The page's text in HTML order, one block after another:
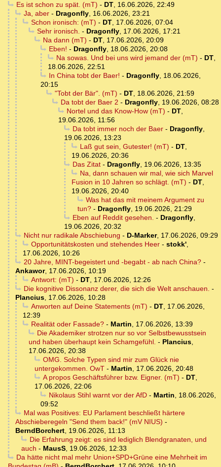
Es ist schon zu spät. (mT) - DT, 16.06.2026, 22:49
Ja, aber- Dragonfly, 16.06.2026, 23:21
Schon ironisch: (mT) - DT, 17.06.2026, 07:04
Sehr ironisch. - Dragonfly, 17.06.2026, 17:21
Na dann (mT) - DT, 17.06.2026, 20:09
Eben! - Dragonfly, 18.06.2026, 20:08
Na sowas. Und bei uns wird jemand der (mT) - DT,
18.06.2026, 22:51
In China tobt der Baer! - Dragonfly, 18.06.2026,
20:15
"Tobt der Bär". (mT) - DT, 18.06.2026, 21:59
Da tobt der Baer 2 - Dragonfly, 19.06.2026, 08:28
Nortel und das Know-How (mT) - DT,
19.06.2026, 11:56
Da tobt immer noch der Baer- Dragonfly,
19.06.2026, 13:23
Laß gut sein, Gutester! (mT) - DT,
19.06.2026, 20:36
Das Zitat- Dragonfly, 19.06.2026, 13:35
Na, dann schauen wir mal, wie sich Marvel
Fusion in 10 Jahren so schlägt. (mT) - DT,
19.06.2026, 20:40
Was hat das mit meinem Argument zu
tun? - Dragonfly, 19.06.2026, 21:29
Eben auf Reddit gesehen. - Dragonfly,
19.06.2026, 20:32
Nicht nur radikale Abschiebung - D-Marker, 17.06.2026, 09:29
Opportunitätskosten und stehendes Heer- stokk',
17.06.2026, 10:26
20 Jahre, MINT-begeistert und -begabt - ab nach China?-
Ankawor, 17.06.2026, 10:19
Antwort: (mT) - DT, 17.06.2026, 12:26
Die kognitive Dissonanz derer, die sich die Welt anschauen. -
Plancius, 17.06.2026, 10:28
Anworten auf Deine Statements (mT) - DT, 17.06.2026,
12:39
Realität oder Fassade?- Martin, 17.06.2026, 13:39
Die Akademiker strotzen nur so vor Selbstbewusstsein
und haben überhaupt kein Schamgefühl. - Plancius,
17.06.2026, 20:38
OMG. Solche Typen sind mir zum Glück nie
untergekommen. OwT - Martin, 17.06.2026, 20:48
A propos Geschäftsführer bzw. Eigner. (mT) - DT,
17.06.2026, 22:06
Nikolaus Stihl warnt vor der AfD- Martin, 18.06.2026,
09:52
Mal was Positives: EU Parlament beschließt härtere
Abschieberegeln "Send them back!" (mV NIUS) -
BerndBorchert, 19.06.2026, 11:13
Die Erfahrung zeigt: es sind lediglich Blendgranaten, und
auch - MausS, 19.06.2026, 12:33
Da hätte nicht mal mehr Union+SPD+Grüne eine Mehrheit im